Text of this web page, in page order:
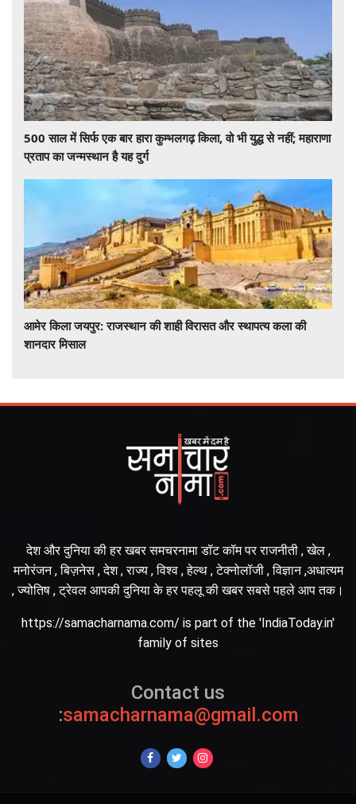
500 साल में सिर्फ एक बार हारा कुम्भलगढ़ किला, वो भी युद्ध से नहीं; महाराणा
प्रताप का जन्मस्थान है यह दुर्ग
आमेर किला जयपुर: राजस्थान की शाही विरासत और स्थापत्य कला की
शानदार मिसाल
देश और दुनिया की हर खबर समचरनामा डॉट कॉम पर राजनीती , खेल ,
मनोरंजन , बिज़नेस , देश , राज्य , विश्व , हेल्थ , टेक्नोलॉजी , विज्ञान ,अधात्यम
, ज्योतिष , ट्रेवल आपकी दुनिया के हर पहलू की खबर सबसे पहले आप तक।
https://samacharnama.com/ is part of the 'IndiaToday.in'
family of sites
Contact us
:samacharnama@gmail.com